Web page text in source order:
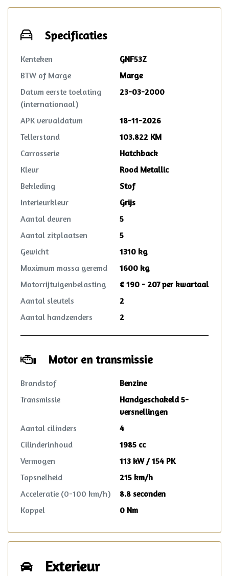
volgens de heldere voorwaarden, waar
overleg zelfs plaatsvinden bij de lokale
garage!
Specificaties
Kenteken
GNF53Z
BTW of Marge
Marge
Datum eerste toelating
(internationaal)
23-03-2000
APK vervaldatum
18-11-2026
Tellerstand
103.822 KM
Carrosserie
Hatchback
Kleur
Rood Metallic
Bekleding
Stof
Interieurkleur
Grijs
Aantal deuren
5
Aantal zitplaatsen
5
Gewicht
1310 kg
Maximum massa geremd
1600 kg
Motorrijtuigenbelasting
€ 190 - 207 per kwartaal
Aantal sleutels
2
Aantal handzenders
2
Motor en transmissie
Brandstof
Benzine
Transmissie
Handgeschakeld 5-
versnellingen
Aantal cilinders
4
Cilinderinhoud
1985 cc
Vermogen
113 kW / 154 PK
Topsnelheid
215 km/h
Acceleratie (0-100 km/h)
8.8 seconden
Koppel
0 Nm
Exterieur